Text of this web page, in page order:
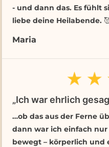
- und dann das. Es fühlt
liebe deine Heilabende.
Maria
„Ich war ehrlich
…ob das aus der Ferne
dann war ich einfach nur
bewegt – körperlich und